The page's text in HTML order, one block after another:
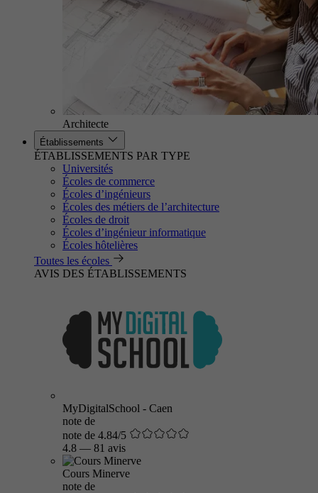
Architecte
Établissements
ÉTABLISSEMENTS PAR TYPE
Universités
Écoles de commerce
Écoles d’ingénieurs
Écoles des métiers de l’architecture
Écoles de droit
Écoles d’ingénieur informatique
Écoles hôtelières
Toutes les écoles
AVIS DES ÉTABLISSEMENTS
MyDigitalSchool - Caen
note de
note de 4.84/5
4.8 — 81 avis
Cours Minerve
note de